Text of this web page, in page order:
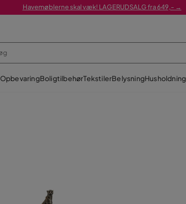
Havemøblerne skal væk! LAGERUDSALG fra 649,- →
OpbevaringBoligtilbehørTekstilerBelysningHusholdning